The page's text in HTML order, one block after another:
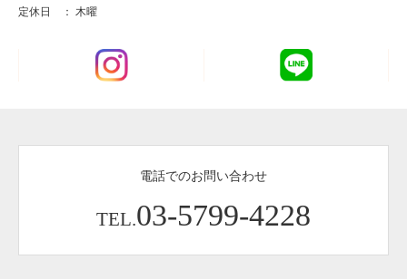
定休日 ： 木曜
電話でのお問い合わせ
TEL.03-5799-4228